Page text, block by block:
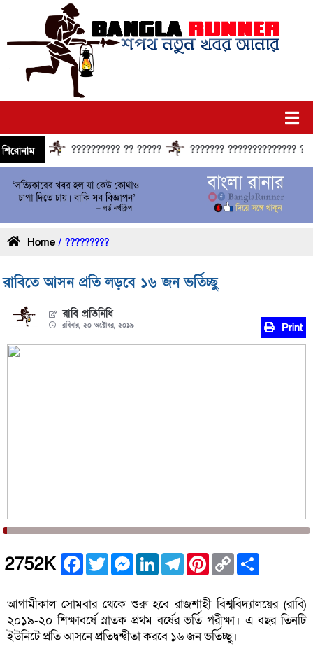
শিরোনাম ?????????? ?? ????? ??????? ??????????????
Home / ?????????
রাবিতে আসন প্রতি লড়বে ১৬ জন ভর্তিচ্ছু
রাবি প্রতিনিধি
রবিবার, ২০ অক্টোবর, ২০১৯ Print
2752K Facebook
TwitterMessenger
LinkedInTelegramPinterest
Copy
Link
আগামীকাল সোমবার থেকে শুরু হবে রাজশাহী বিশ্ববিদ্যালয়ের (রাবি)
২০১৯-২০ শিক্ষাবর্ষে স্নাতক প্রথম বর্ষের ভর্তি পরীক্ষা। এ বছর তিনটি
ইউনিটে প্রতি আসনে প্রতিদ্বন্দ্বীতা করবে ১৬ জন ভর্তিচ্ছু।